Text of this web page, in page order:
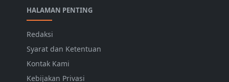
HALAMAN PENTING
Redaksi
Syarat dan Ketentuan
Kontak Kami
Kebijakan Privasi